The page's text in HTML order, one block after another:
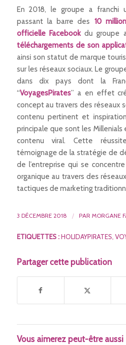
En 2018, le groupe a franchi
passant la barre des 10
officielle Facebookdu groupe
téléchargements de son
ainsi son statut de marque
sur les réseaux sociaux. Le
dans dix pays dont la
“VoyagesPirates” a en effet
concept au travers des réseaux
contenu pertinent et
principale que sont les
contenu viral. Cette
témoignage de la stratégie de
de l’entreprise qui se
organique au travers des
tactiques de marketing
3 DÉCEMBRE 2018 / PAR MORGANE
ETIQUETTES : HOLIDAYPIRATES,
Partager cette publication
Vous aimerez peut-être aussi